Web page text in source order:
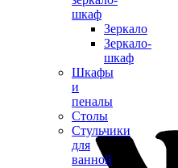
шкаф
Зеркало
Зеркало-
шкаф
Шкафы
и
пеналы
Столы
Стульчики
для
ванной